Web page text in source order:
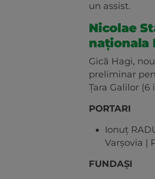
un assist.
Nicolae
naționala
Gică Hagi,
preliminar
Țara Galilor (6
PORTARI
Ionuț
Varșovia |
FUNDAȘI